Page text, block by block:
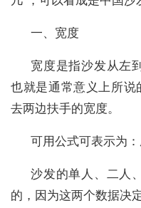
一、宽度
宽度是指沙发从左
也就是通常意义上所说
去两边扶手的宽度。
可用公式可表示为
沙发的单人、二人
的，因为这两个数据决